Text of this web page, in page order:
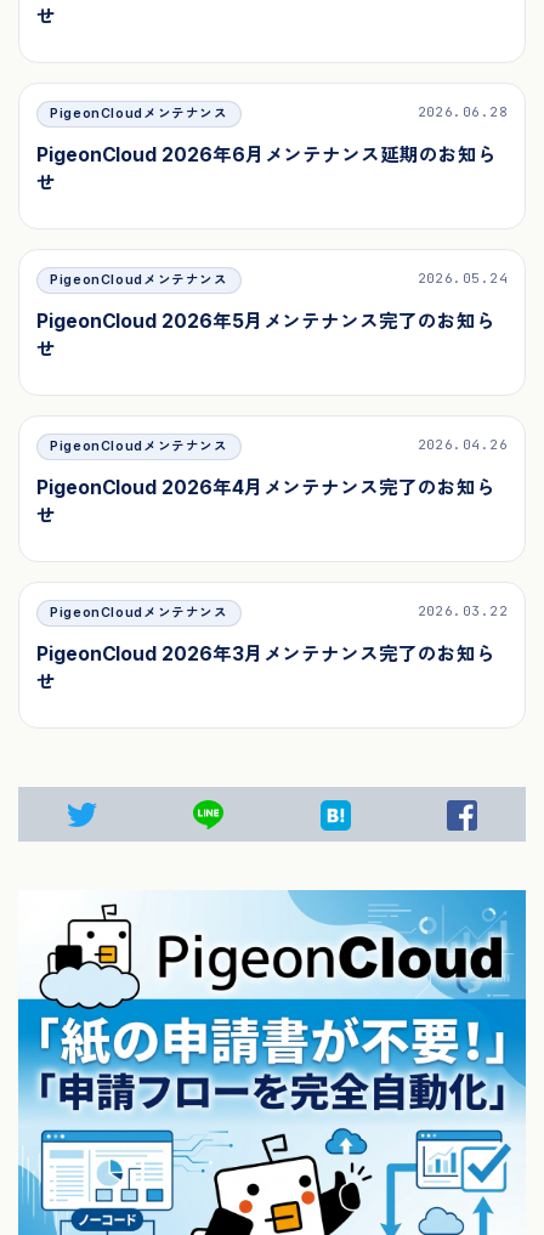
せ
PigeonCloudメンテナンス 2026.06.28
PigeonCloud 2026年6月メンテナンス延期のお知ら
せ
PigeonCloudメンテナンス 2026.05.24
PigeonCloud 2026年5月メンテナンス完了のお知ら
せ
PigeonCloudメンテナンス 2026.04.26
PigeonCloud 2026年4月メンテナンス完了のお知ら
せ
PigeonCloudメンテナンス 2026.03.22
PigeonCloud 2026年3月メンテナンス完了のお知ら
せ